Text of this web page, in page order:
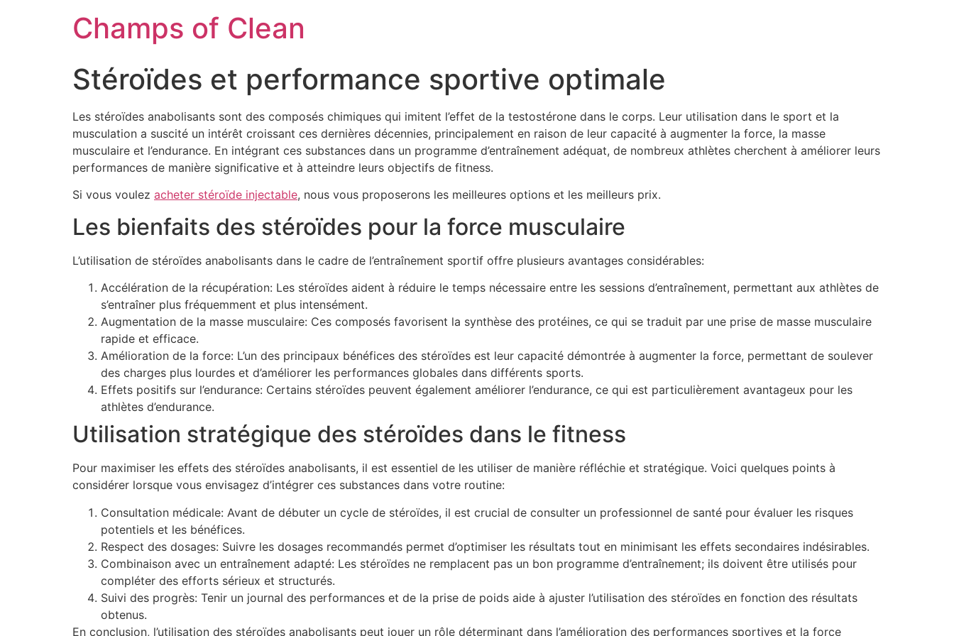
Champs of Clean
Stéroïdes et performance sportive optimale
Les stéroïdes anabolisants sont des composés chimiques qui imitent l’effet de la testostérone dans le corps. Leur utilisation dans le sport et la
musculation a suscité un intérêt croissant ces dernières décennies, principalement en raison de leur capacité à augmenter la force, la masse
musculaire et l’endurance. En intégrant ces substances dans un programme d’entraînement adéquat, de nombreux athlètes cherchent à améliorer leurs
performances de manière significative et à atteindre leurs objectifs de fitness.
Si vous voulez acheter stéroïde injectable, nous vous proposerons les meilleures options et les meilleurs prix.
Les bienfaits des stéroïdes pour la force musculaire
L’utilisation de stéroïdes anabolisants dans le cadre de l’entraînement sportif offre plusieurs avantages considérables:
Accélération de la récupération: Les stéroïdes aident à réduire le temps nécessaire entre les sessions d’entraînement, permettant aux athlètes de
s’entraîner plus fréquemment et plus intensément.
Augmentation de la masse musculaire: Ces composés favorisent la synthèse des protéines, ce qui se traduit par une prise de masse musculaire
rapide et efficace.
Amélioration de la force: L’un des principaux bénéfices des stéroïdes est leur capacité démontrée à augmenter la force, permettant de soulever
des charges plus lourdes et d’améliorer les performances globales dans différents sports.
Effets positifs sur l’endurance: Certains stéroïdes peuvent également améliorer l’endurance, ce qui est particulièrement avantageux pour les
athlètes d’endurance.
Utilisation stratégique des stéroïdes dans le fitness
Pour maximiser les effets des stéroïdes anabolisants, il est essentiel de les utiliser de manière réfléchie et stratégique. Voici quelques points à
considérer lorsque vous envisagez d’intégrer ces substances dans votre routine:
Consultation médicale: Avant de débuter un cycle de stéroïdes, il est crucial de consulter un professionnel de santé pour évaluer les risques
potentiels et les bénéfices.
Respect des dosages: Suivre les dosages recommandés permet d’optimiser les résultats tout en minimisant les effets secondaires indésirables.
Combinaison avec un entraînement adapté: Les stéroïdes ne remplacent pas un bon programme d’entraînement; ils doivent être utilisés pour
compléter des efforts sérieux et structurés.
Suivi des progrès: Tenir un journal des performances et de la prise de poids aide à ajuster l’utilisation des stéroïdes en fonction des résultats
obtenus.
En conclusion, l’utilisation des stéroïdes anabolisants peut jouer un rôle déterminant dans l’amélioration des performances sportives et la force